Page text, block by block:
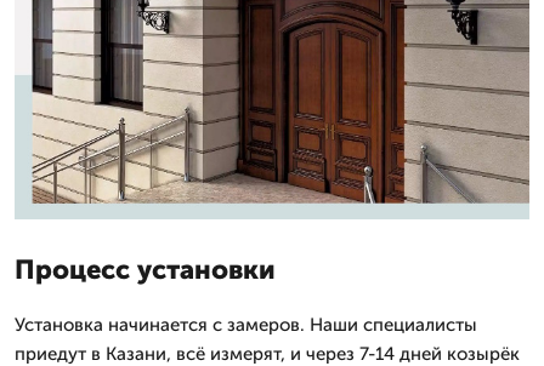
Процесс установки
Установка начинается с замеров. Наши специалисты
приедут в Казани, всё измерят, и через 7-14 дней козырёк